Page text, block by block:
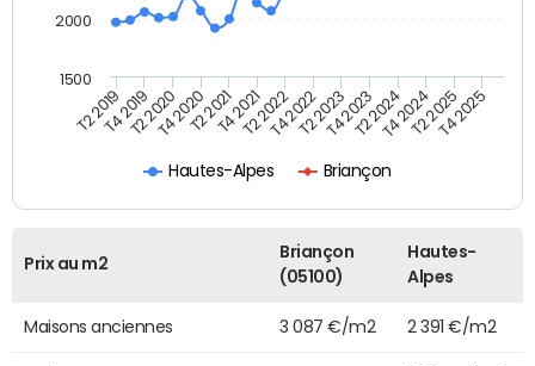
Hautes-Alpes Briançon
T2 2019T4 2019T2 2020T4 2020T2 2021T4 2021T2 2022T4 2022T2 2023T4 2023T2 2024T4 2024T2 2025T4 2025
1500
2000
Prix au m2
Briançon
(05100)
Hautes-
Alpes
Maisons anciennes 3 087 €/m2 2 391 €/m2